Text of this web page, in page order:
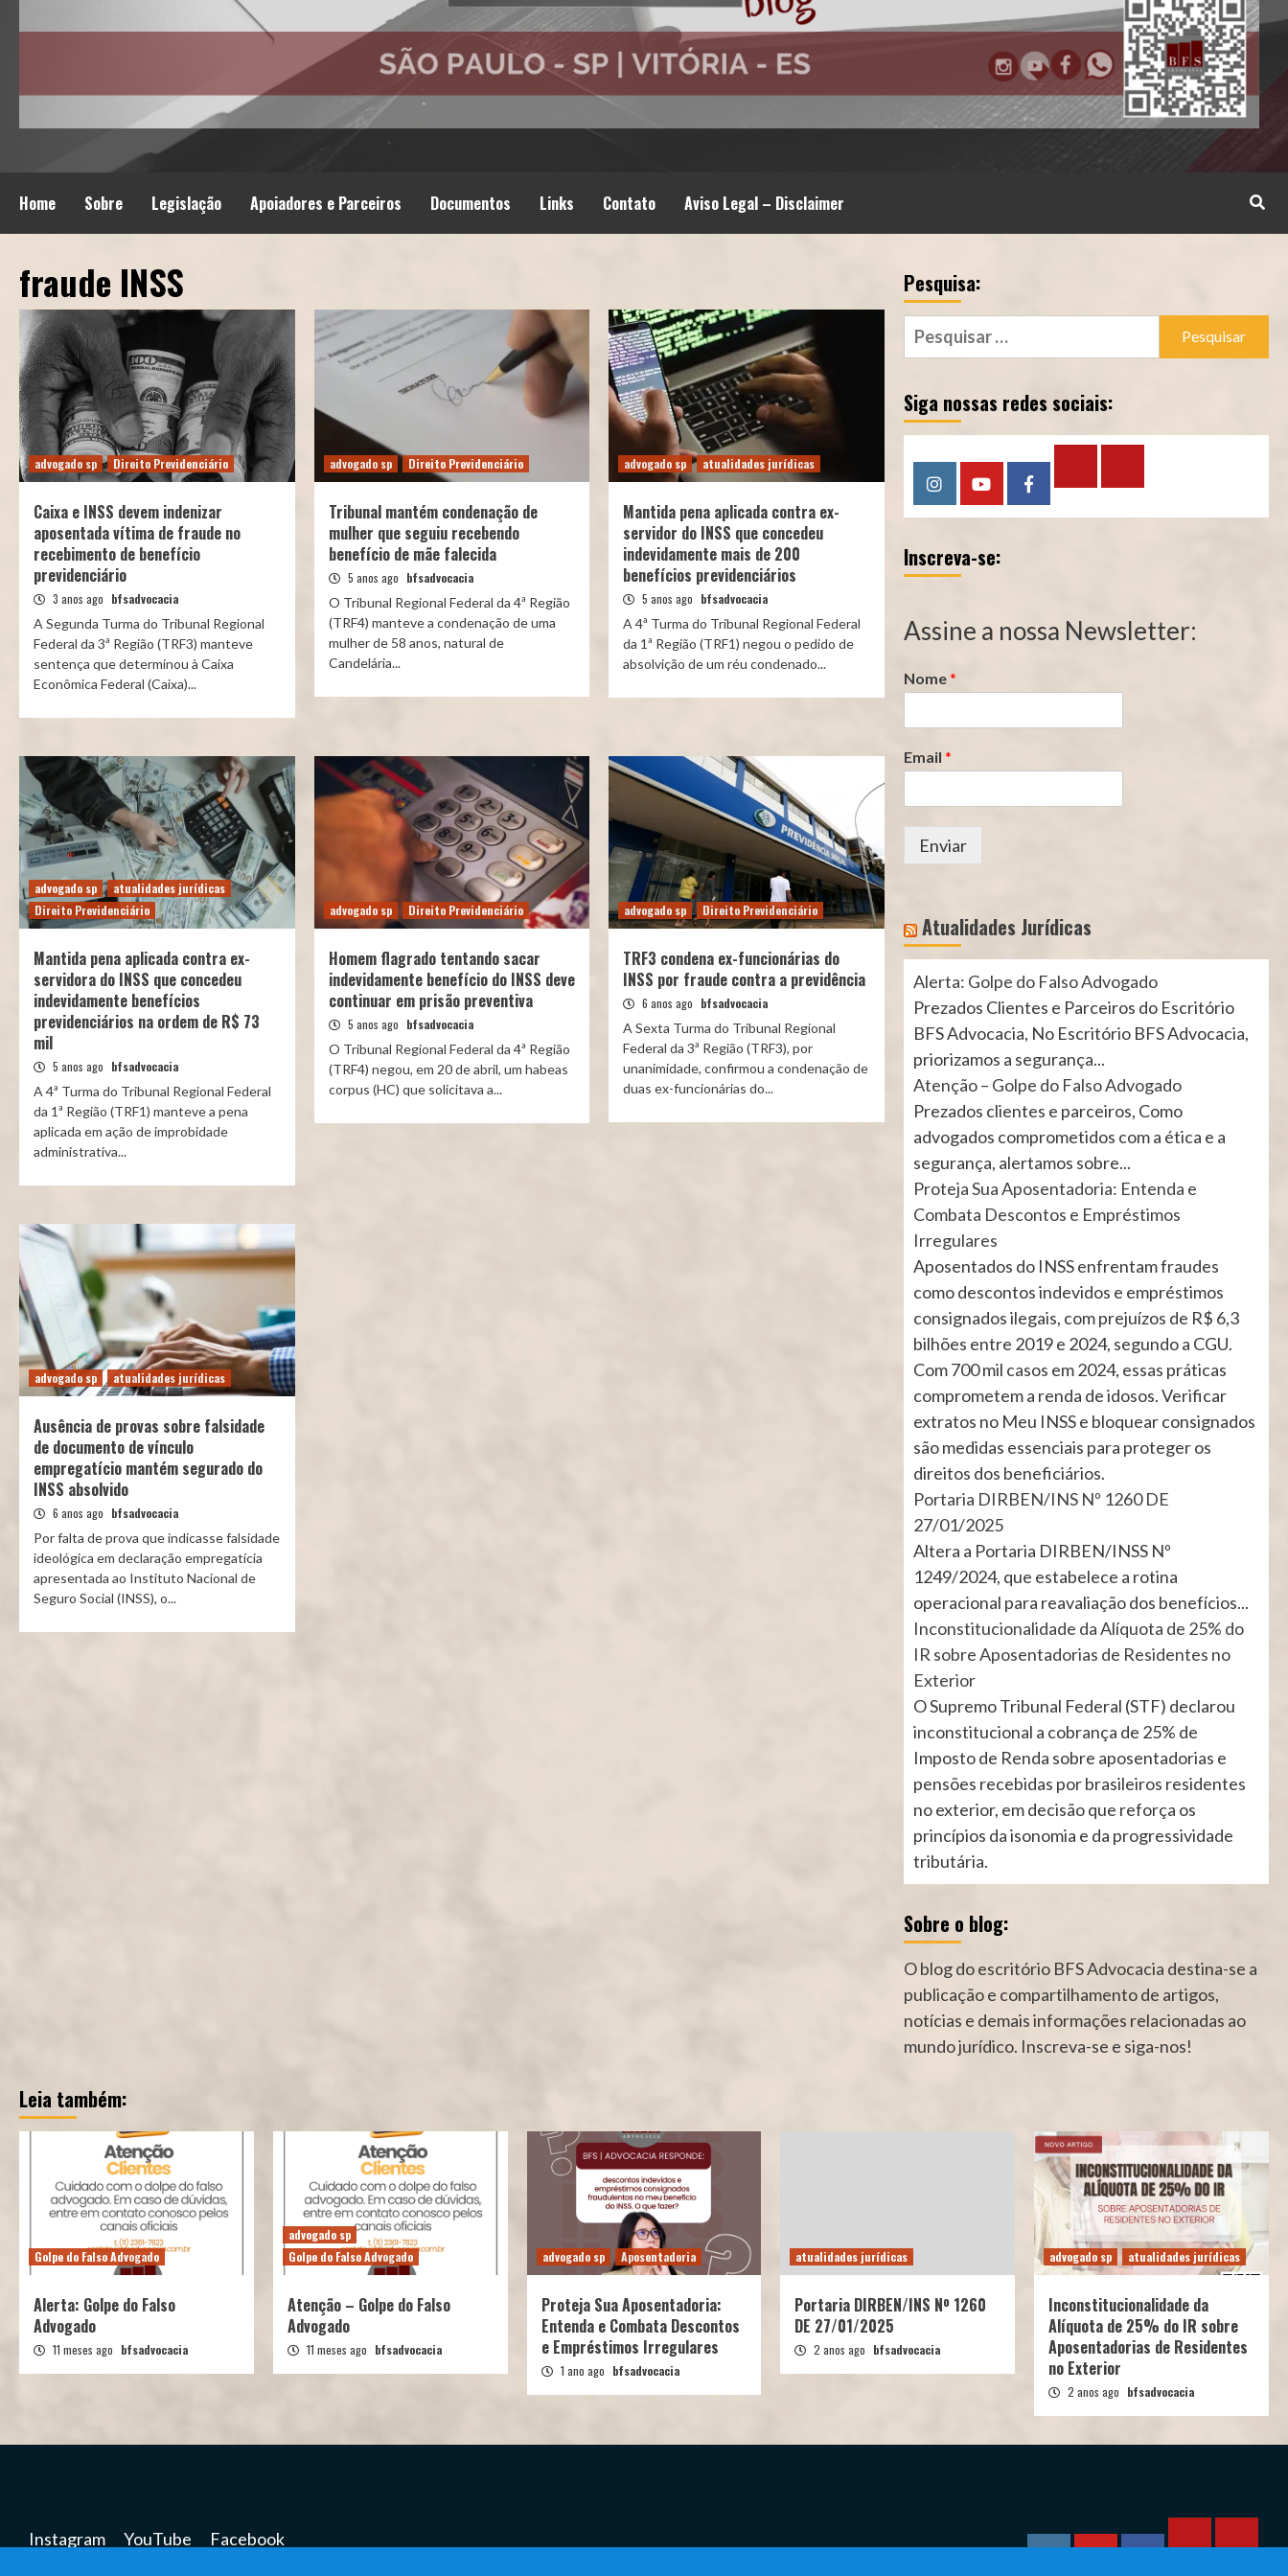
Home Sobre Legislação Apoiadores e Parceiros Documentos Links Contato Aviso Legal – Disclaimer
fraude INSS
advogado sp Direito Previdenciário
Caixa e INSS devem indenizar
aposentada vítima de fraude no
recebimento de benefício
previdenciário
3 anos ago bfsadvocacia
A Segunda Turma do Tribunal Regional
Federal da 3ª Região (TRF3) manteve
sentença que determinou à Caixa
Econômica Federal (Caixa)...
advogado sp Direito Previdenciário
Tribunal mantém condenação de
mulher que seguiu recebendo
benefício de mãe falecida
5 anos ago bfsadvocacia
O Tribunal Regional Federal da 4ª Região
(TRF4) manteve a condenação de uma
mulher de 58 anos, natural de
Candelária...
advogado sp atualidades jurídicas
Mantida pena aplicada contra ex-
servidor do INSS que concedeu
indevidamente mais de 200
benefícios previdenciários
5 anos ago bfsadvocacia
A 4ª Turma do Tribunal Regional Federal
da 1ª Região (TRF1) negou o pedido de
absolvição de um réu condenado...
advogado sp
atualidades jurídicas
Direito Previdenciário
Mantida pena aplicada contra ex-
servidora do INSS que concedeu
indevidamente benefícios
previdenciários na ordem de R$ 73
mil
5 anos ago bfsadvocacia
A 4ª Turma do Tribunal Regional Federal
da 1ª Região (TRF1) manteve a pena
aplicada em ação de improbidade
administrativa...
advogado sp Direito Previdenciário
Homem flagrado tentando sacar
indevidamente benefício do INSS deve
continuar em prisão preventiva
5 anos ago bfsadvocacia
O Tribunal Regional Federal da 4ª Região
(TRF4) negou, em 20 de abril, um habeas
corpus (HC) que solicitava a...
advogado sp Direito Previdenciário
TRF3 condena ex-funcionárias do
INSS por fraude contra a previdência
6 anos ago bfsadvocacia
A Sexta Turma do Tribunal Regional
Federal da 3ª Região (TRF3), por
unanimidade, confirmou a condenação de
duas ex-funcionárias do...
advogado sp atualidades jurídicas
Ausência de provas sobre falsidade
de documento de vínculo
empregatício mantém segurado do
INSS absolvido
6 anos ago bfsadvocacia
Por falta de prova que indicasse falsidade
ideológica em declaração empregatícia
apresentada ao Instituto Nacional de
Seguro Social (INSS), o...
Pesquisa:
Pesquisar
por:
Siga nossas redes sociais:
InstagramYouTubeFacebook
Inscreva-se:
Assine a nossa Newsletter:
Nome*
Email *
Enviar
Atualidades Jurídicas
Alerta: Golpe do Falso Advogado
Prezados Clientes e Parceiros do Escritório
BFS Advocacia, No Escritório BFS Advocacia,
priorizamos a segurança...
Atenção – Golpe do Falso Advogado
Prezados clientes e parceiros, Como
advogados comprometidos com a ética e a
segurança, alertamos sobre...
Proteja Sua Aposentadoria: Entenda e
Combata Descontos e Empréstimos
Irregulares
Aposentados do INSS enfrentam fraudes
como descontos indevidos e empréstimos
consignados ilegais, com prejuízos de R$ 6,3
bilhões entre 2019 e 2024, segundo a CGU.
Com 700 mil casos em 2024, essas práticas
comprometem a renda de idosos. Verificar
extratos no Meu INSS e bloquear consignados
são medidas essenciais para proteger os
direitos dos beneficiários.
Portaria DIRBEN/INS Nº 1260 DE
27/01/2025
Altera a Portaria DIRBEN/INSS Nº
1249/2024, que estabelece a rotina
operacional para reavaliação dos benefícios...
Inconstitucionalidade da Alíquota de 25% do
IR sobre Aposentadorias de Residentes no
Exterior
O Supremo Tribunal Federal (STF) declarou
inconstitucional a cobrança de 25% de
Imposto de Renda sobre aposentadorias e
pensões recebidas por brasileiros residentes
no exterior, em decisão que reforça os
princípios da isonomia e da progressividade
tributária.
Sobre o blog:
O blog do escritório BFS Advocacia destina-se a
publicação e compartilhamento de artigos,
notícias e demais informações relacionadas ao
mundo jurídico. Inscreva-se e siga-nos!
Leia também:
Golpe do Falso Advogado
Alerta: Golpe do Falso
Advogado
11 meses ago bfsadvocacia
advogado sp
Golpe do Falso Advogado
Atenção – Golpe do Falso
Advogado
11 meses ago bfsadvocacia
advogado sp Aposentadoria
Proteja Sua Aposentadoria:
Entenda e Combata Descontos
e Empréstimos Irregulares
1 ano ago bfsadvocacia
atualidades jurídicas
Portaria DIRBEN/INS Nº 1260
DE 27/01/2025
2 anos ago bfsadvocacia
advogado sp atualidades jurídicas
Inconstitucionalidade da
Alíquota de 25% do IR sobre
Aposentadorias de Residentes
no Exterior
2 anos ago bfsadvocacia
Instagram YouTube Facebook
Calculadora